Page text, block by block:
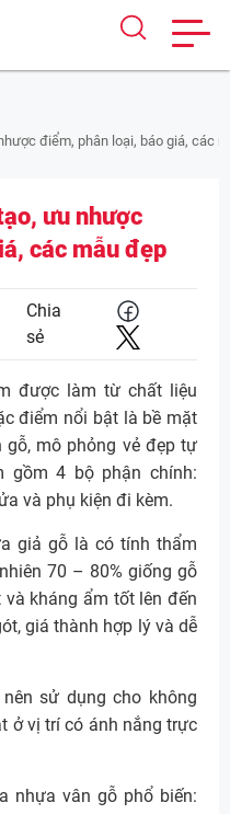
điểm, phân loại, báo giá, các
ưu nhược
các mẫu đẹp
Chia
sẻ
được làm từ chất liệu
điểm nổi bật là bề mặt
mô phỏng vẻ đẹp tự
gồm 4 bộ phận chính:
và phụ kiện đi kèm.
giả gỗ là có tính thẩm
70 – 80% giống gỗ
kháng ẩm tốt lên đến
giá thành hợp lý và dễ
sử dụng cho không
ở vị trí có ánh nắng trực
nhựa vân gỗ phổ biến: